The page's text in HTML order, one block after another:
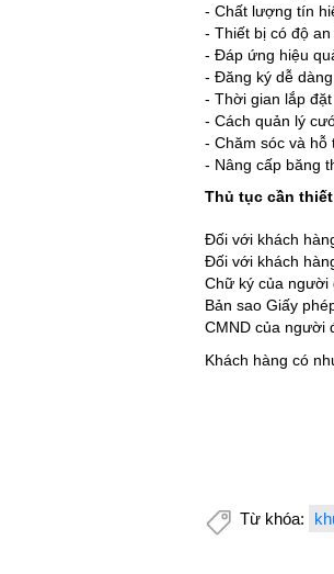
- Chất lượng tín
- Thiết bị có độ
- Đáp ứng hiệu
- Đăng ký dễ
- Thời gian lắp
- Cách quản lý
- Chăm sóc và hỗ
- Nâng cấp băng
Thủ tục cần
Đối với khách
Đối với khách
Chữ ký của người
Bản sao Giấy
CMND của người
Khách hàng có
Từ khóa: